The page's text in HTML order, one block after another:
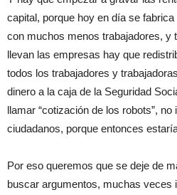
capital, porque hoy en día se
con muchos menos trabajadores, y
llevan las empresas hay que
todos los trabajadores y
dinero a la caja de la Seguridad
llamar “cotización de los robots”,
ciudadanos, porque entonces
Por eso queremos que se deje de
buscar argumentos, muchas veces